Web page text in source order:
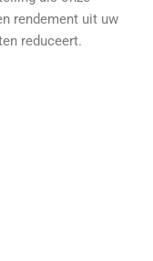
rendement uit uw
reduceert.